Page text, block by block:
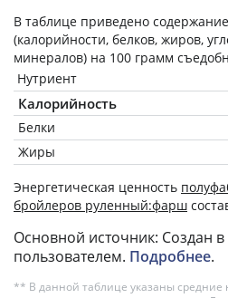
В таблице приведено
(калорийности, белков, жиров,
минералов) на 100 грамм
Нутриент
Калорийность
Белки
Жиры
Энергетическая ценность
бройлеров руленный:фарш
Основной источник: Создан
пользователем. Подробнее.
** В данной таблице указаны